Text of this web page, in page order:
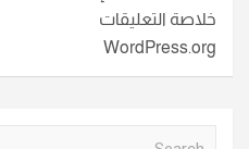
خلاصة التعليقات
WordPress.org